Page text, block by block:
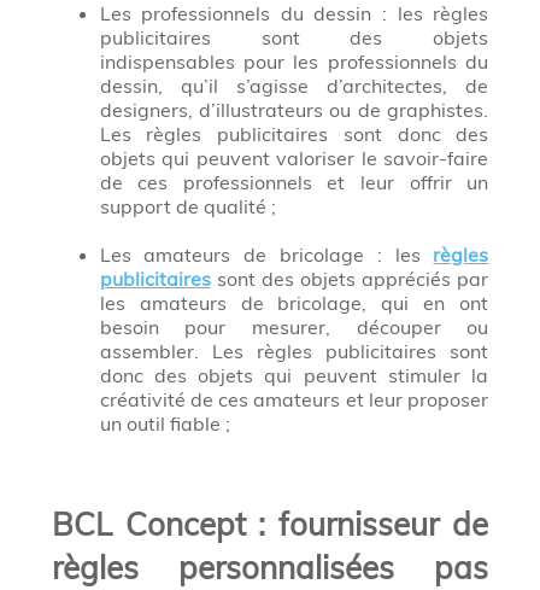
Les professionnels du dessin : les règles
publicitaires sont des objets
indispensables pour les professionnels du
dessin, qu’il s’agisse d’architectes, de
designers, d’illustrateurs ou de graphistes.
Les règles publicitaires sont donc des
objets qui peuvent valoriser le savoir-faire
de ces professionnels et leur offrir un
support de qualité ;
Les amateurs de bricolage : les règles
publicitairessont des objets appréciés par
les amateurs de bricolage, qui en ont
besoin pour mesurer, découper ou
assembler. Les règles publicitaires sont
donc des objets qui peuvent stimuler la
créativité de ces amateurs et leur proposer
un outil fiable ;
BCL Concept : fournisseur de
règles personnalisées pas